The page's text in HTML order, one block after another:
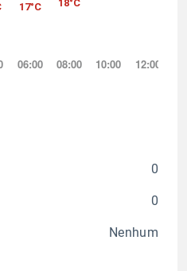
0
0
Nenhum